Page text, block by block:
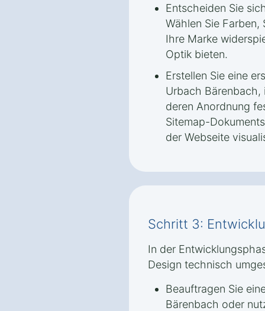
Entscheiden Sie
Wählen Sie
Ihre Marke
Optik bieten.
Erstellen Sie eine
Urbach Bärenbach,
deren Anordnung
Sitemap-
der Webseite
Schritt 3:
In der
Design technisch
Beauftragen Sie
Bärenbach oder